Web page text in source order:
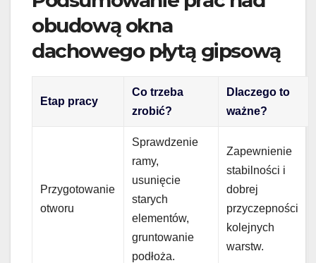
obudową okna
dachowego płytą gipsową
Etap pracy
Co trzeba
zrobić?
Dlaczego to
ważne?
Przygotowanie
otworu
Sprawdzenie
ramy,
usunięcie
starych
elementów,
gruntowanie
podłoża.
Zapewnienie
stabilności i
dobrej
przyczepności
kolejnych
warstw.